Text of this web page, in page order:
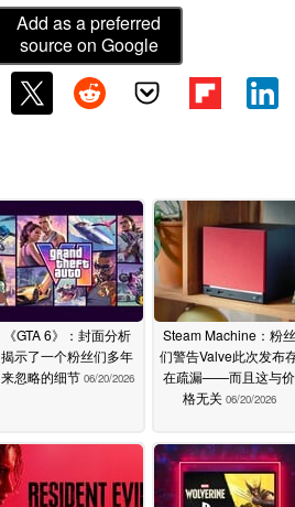
Add as a preferred
source on Google
《GTA 6》：封面分析
揭示了一个粉丝们多年
来忽略的细节 06/20/2026
Steam Machine：粉丝
们警告Valve此次发布
在疏漏——而且这与价
格无关 06/20/2026